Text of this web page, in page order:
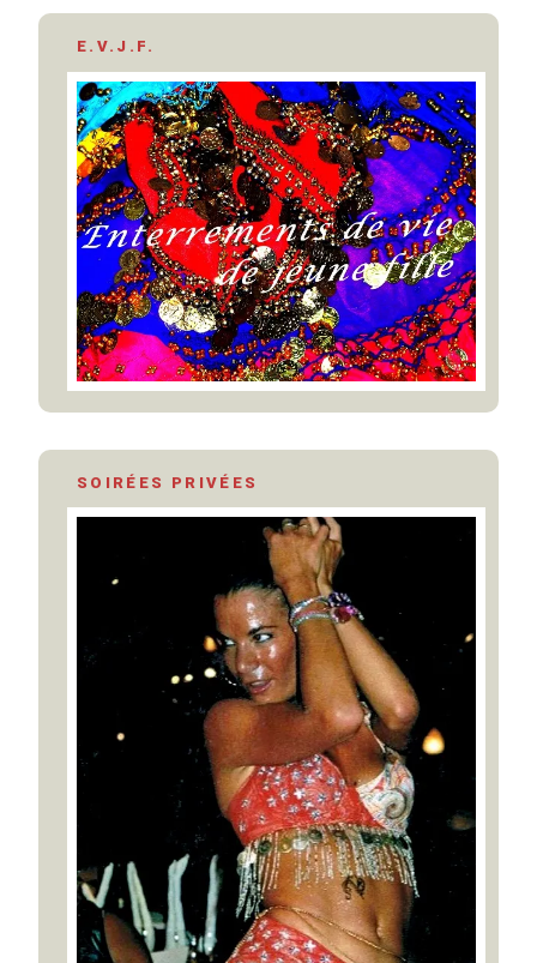
E.V.J.F.
SOIRÉES PRIVÉES